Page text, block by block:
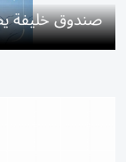
صندوق خليفة